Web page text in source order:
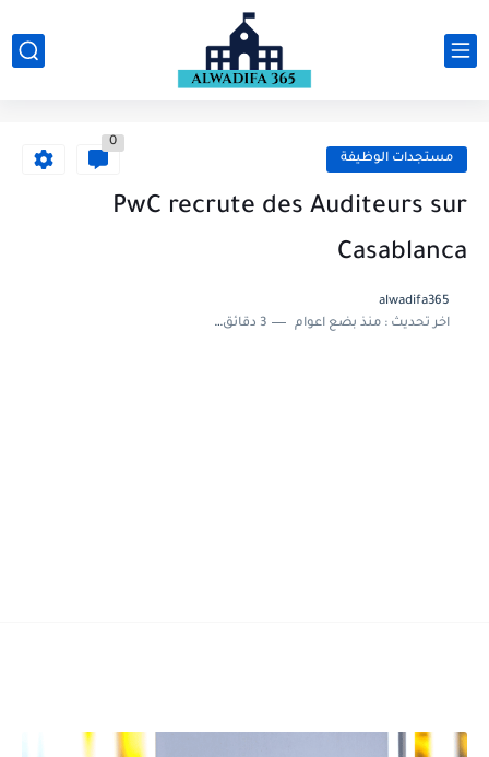
مستجدات الوظيفة
0
PwC recrute des Auditeurs sur
Casablanca
alwadifa365
اخر تحديث :منذ بضع اعوام 3 دقائق للقراءة